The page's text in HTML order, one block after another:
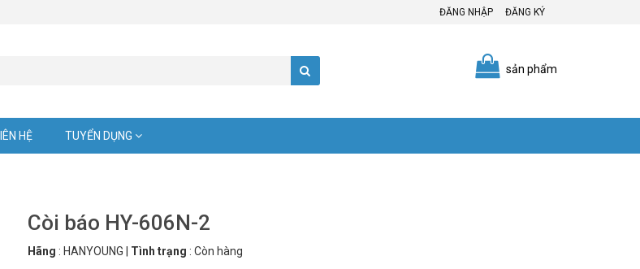
ĐĂNG NHẬP ĐĂNG KÝ
sản phẩm
LIÊN HỆ TUYỂN DỤNG
Còi báo HY-606N-2
Hãng : HANYOUNG Tình trạng : Còn hàng